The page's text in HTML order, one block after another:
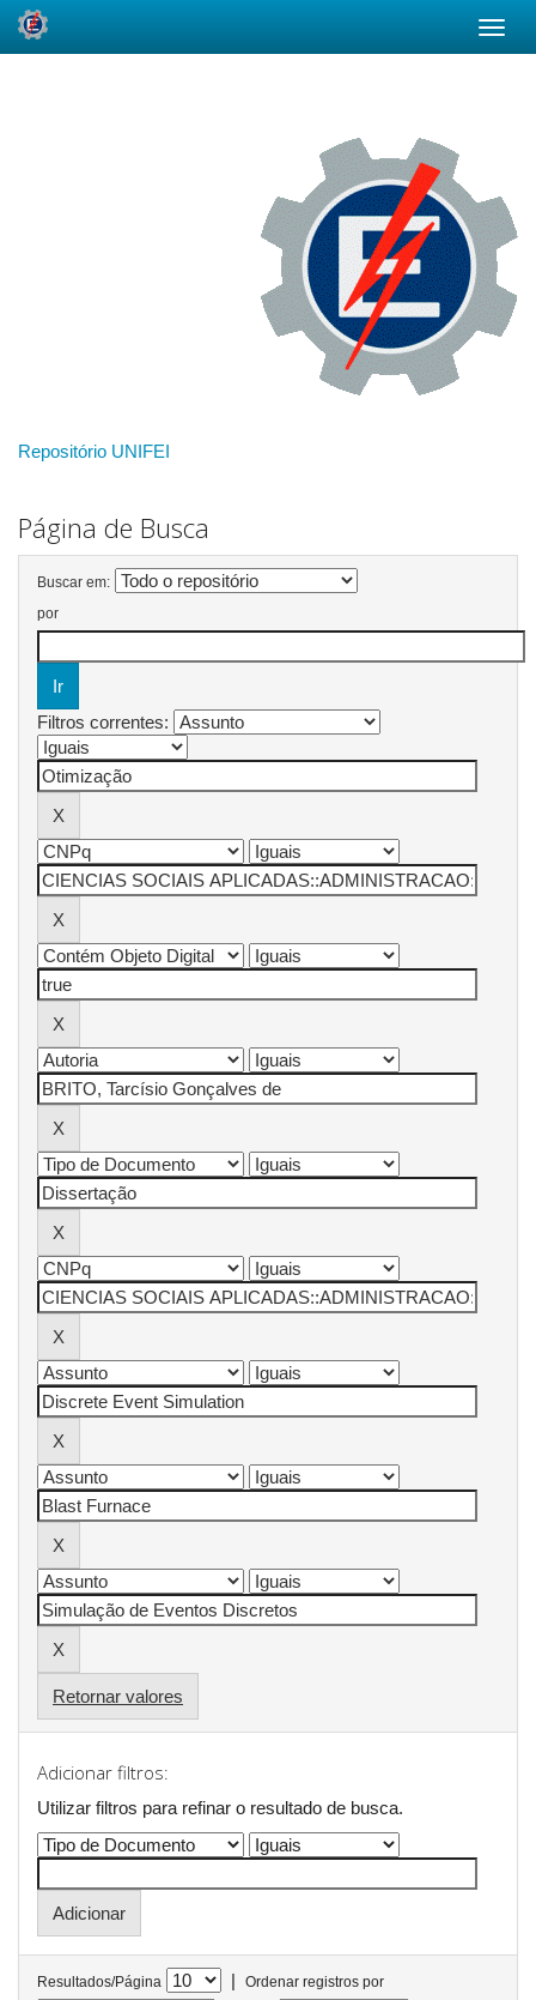
Repositório UNIFEI
Página de Busca
Buscar em:
por
Filtros correntes:
Retornar valores
Adicionar filtros:
Utilizar filtros para refinar o resultado de busca.
Resultados/Página |
Ordenar registros por